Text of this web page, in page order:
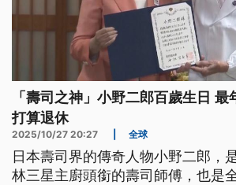
「壽司之神」小野二郎百歲生日
打算退休
2025/10/27 20:27 全球
日本壽司界的傳奇人物小野二郎，
林三星主廚頭銜的壽司師傅，也是